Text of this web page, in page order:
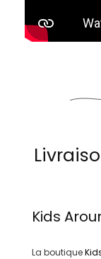
Kids
La boutique